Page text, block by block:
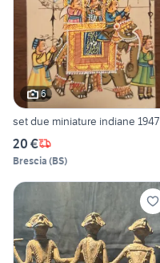
6
set due miniature indiane 1947
20 €
Brescia (BS)